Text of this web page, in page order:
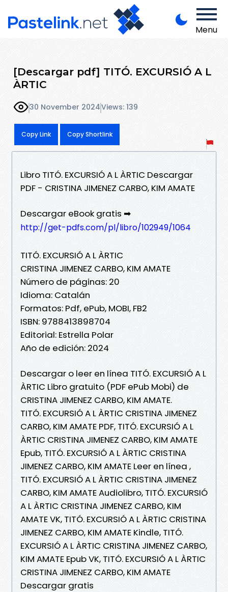
Menu
[Descargar pdf] TITÓ. EXCURSIÓ A L
ÀRTIC
30 November 2024Views: 139
Copy Link Copy Shortlink
Libro TITÓ. EXCURSIÓ A L ÀRTIC Descargar
PDF - CRISTINA JIMENEZ CARBO, KIM AMATE
Descargar eBook gratis ➡
http://get-pdfs.com/pl/libro/102949/1064
TITÓ. EXCURSIÓ A L ÀRTIC
CRISTINA JIMENEZ CARBO, KIM AMATE
Número de páginas: 20
Idioma: Catalán
Formatos: Pdf, ePub, MOBI, FB2
ISBN: 9788413898704
Editorial: Estrella Polar
Año de edición: 2024
Descargar o leer en línea TITÓ. EXCURSIÓ A L
ÀRTIC Libro gratuito (PDF ePub Mobi) de
CRISTINA JIMENEZ CARBO, KIM AMATE.
TITÓ. EXCURSIÓ A L ÀRTIC CRISTINA JIMENEZ
CARBO, KIM AMATE PDF, TITÓ. EXCURSIÓ A L
ÀRTIC CRISTINA JIMENEZ CARBO, KIM AMATE
Epub, TITÓ. EXCURSIÓ A L ÀRTIC CRISTINA
JIMENEZ CARBO, KIM AMATE Leer en línea ,
TITÓ. EXCURSIÓ A L ÀRTIC CRISTINA JIMENEZ
CARBO, KIM AMATE Audiolibro, TITÓ. EXCURSIÓ
A L ÀRTIC CRISTINA JIMENEZ CARBO, KIM
AMATE VK, TITÓ. EXCURSIÓ A L ÀRTIC CRISTINA
JIMENEZ CARBO, KIM AMATE Kindle, TITÓ.
EXCURSIÓ A L ÀRTIC CRISTINA JIMENEZ CARBO,
KIM AMATE Epub VK, TITÓ. EXCURSIÓ A L ÀRTIC
CRISTINA JIMENEZ CARBO, KIM AMATE
Descargar gratis